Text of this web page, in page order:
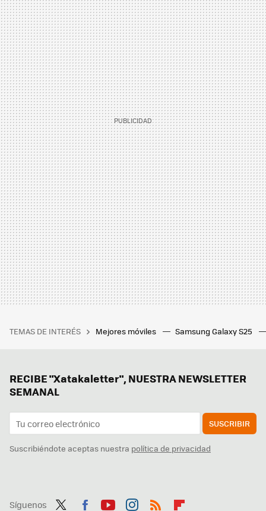
TEMAS DE INTERÉS Mejores móviles Samsung Galaxy S25
RECIBE "Xatakaletter", NUESTRA NEWSLETTER
SEMANAL
SUSCRIBIR
Suscribiéndote aceptas nuestra política de privacidad
Síguenos